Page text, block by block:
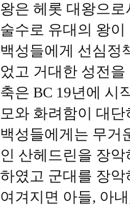
왕은 헤롯 대왕으
술수로 유대의 왕
백성들에게 선심정
었고 거대한 성전
축은 BC 19년에 시
모와 화려함이 대
백성들에게는 무거
인 산헤드린을 장
하였고 군대를 장
여겨지면 아들, 아